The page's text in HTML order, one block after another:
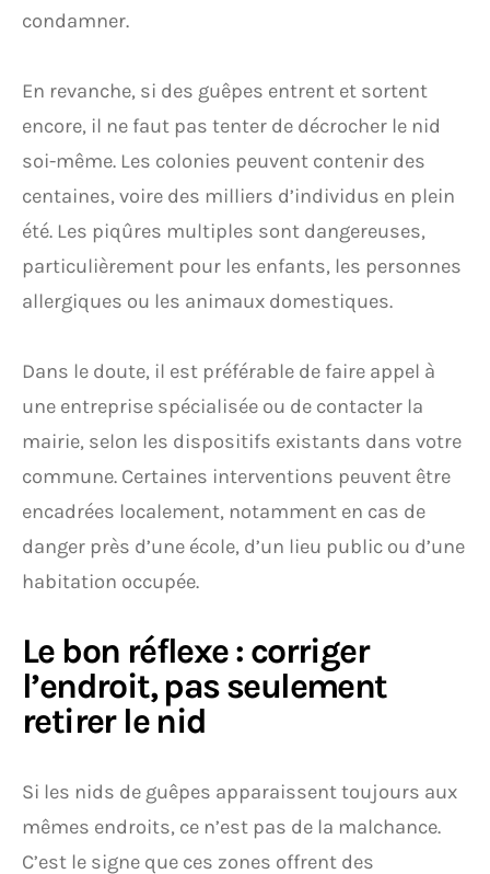
condamner.
En revanche, si des guêpes entrent et sortent
encore, il ne faut pas tenter de décrocher le nid
soi-même. Les colonies peuvent contenir des
centaines, voire des milliers d’individus en plein
été. Les piqûres multiples sont dangereuses,
particulièrement pour les enfants, les personnes
allergiques ou les animaux domestiques.
Dans le doute, il est préférable de faire appel à
une entreprise spécialisée ou de contacter la
mairie, selon les dispositifs existants dans votre
commune. Certaines interventions peuvent être
encadrées localement, notamment en cas de
danger près d’une école, d’un lieu public ou d’une
habitation occupée.
Le bon réflexe : corriger
l’endroit, pas seulement
retirer le nid
Si les nids de guêpes apparaissent toujours aux
mêmes endroits, ce n’est pas de la malchance.
C’est le signe que ces zones offrent des